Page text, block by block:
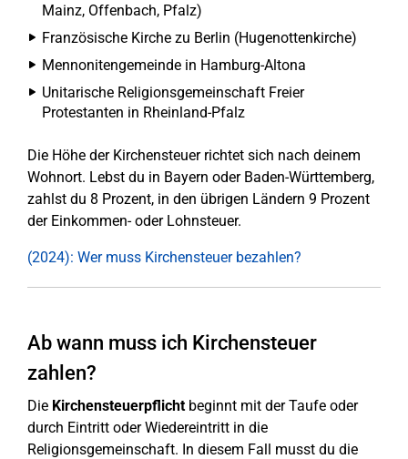
Mainz, Offenbach, Pfalz)
Französische Kirche zu Berlin (Hugenottenkirche)
Mennonitengemeinde in Hamburg-Altona
Unitarische Religionsgemeinschaft Freier
Protestanten in Rheinland-Pfalz
Die Höhe der Kirchensteuer richtet sich nach deinem
Wohnort. Lebst du in Bayern oder Baden-Württemberg,
zahlst du 8 Prozent, in den übrigen Ländern 9 Prozent
der Einkommen- oder Lohnsteuer.
(2024): Wer muss Kirchensteuer bezahlen?
Ab wann muss ich Kirchensteuer
zahlen?
Die Kirchensteuerpflichtbeginnt mit der Taufe oder
durch Eintritt oder Wiedereintritt in die
Religionsgemeinschaft. In diesem Fall musst du die